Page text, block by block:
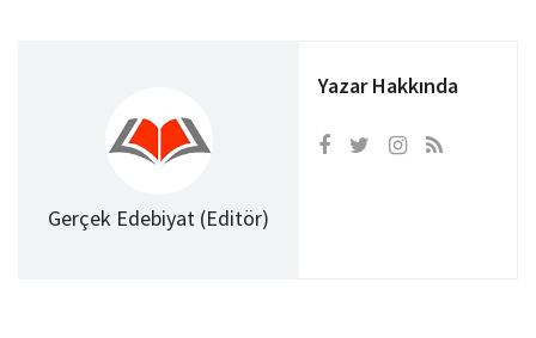
Gerçek Edebiyat (Editör)
Yazar Hakkında